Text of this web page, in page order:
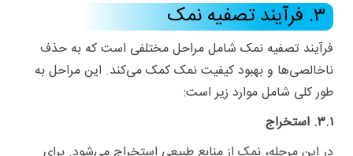
۳. فرآیند تصفیه نمک
فرآیند تصفیه نمک شامل مراحل مختلفی است که به حذف
ناخالصی‌ها و بهبود کیفیت نمک کمک می‌کند. این مراحل به
طور کلی شامل موارد زیر است:
۳.۱. استخراج